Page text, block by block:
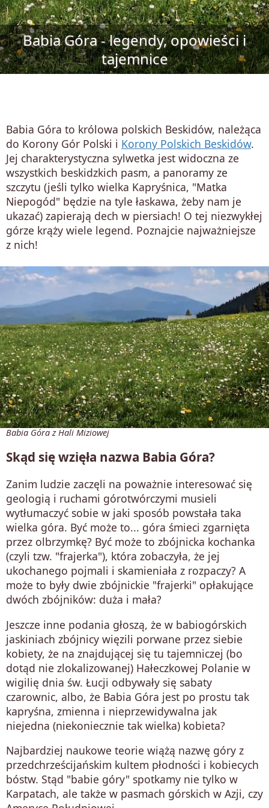
Babia Góra - legendy, opowieści i
tajemnice
Babia Góra to królowa polskich Beskidów, należąca
do Korony Gór Polski i Korony Polskich Beskidów.
Jej charakterystyczna sylwetka jest widoczna ze
wszystkich beskidzkich pasm, a panoramy ze
szczytu (jeśli tylko wielka Kapryśnica, "Matka
Niepogód" będzie na tyle łaskawa, żeby nam je
ukazać) zapierają dech w piersiach! O tej niezwykłej
górze krąży wiele legend. Poznajcie najważniejsze
z nich!
Babia Góra z Hali Miziowej
Skąd się wzięła nazwa Babia Góra?
Zanim ludzie zaczęli na poważnie interesować się
geologią i ruchami górotwórczymi musieli
wytłumaczyć sobie w jaki sposób powstała taka
wielka góra. Być może to... góra śmieci zgarnięta
przez olbrzymkę? Być może to zbójnicka kochanka
(czyli tzw. "frajerka"), która zobaczyła, że jej
ukochanego pojmali i skamieniała z rozpaczy? A
może to były dwie zbójnickie "frajerki" opłakujące
dwóch zbójników: duża i mała?
Jeszcze inne podania głoszą, że w babiogórskich
jaskiniach zbójnicy więzili porwane przez siebie
kobiety, że na znajdującej się tu tajemniczej (bo
dotąd nie zlokalizowanej) Hałeczkowej Polanie w
wigilię dnia św. Łucji odbywały się sabaty
czarownic, albo, że Babia Góra jest po prostu tak
kapryśna, zmienna i nieprzewidywalna jak
niejedna (niekoniecznie tak wielka) kobieta?
Najbardziej naukowe teorie wiążą nazwę góry z
przedchrześcijańskim kultem płodności i kobiecych
bóstw. Stąd "babie góry" spotkamy nie tylko w
Karpatach, ale także w pasmach górskich w Azji, czy